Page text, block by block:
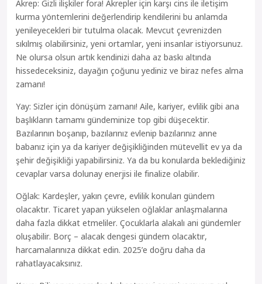
Akrep: Gizli ilişkiler fora! Akrepler için karşı cins ile iletişim
kurma yöntemlerini değerlendirip kendilerini bu anlamda
yenileyecekleri bir tutulma olacak. Mevcut çevrenizden
sıkılmış olabilirsiniz, yeni ortamlar, yeni insanlar istiyorsunuz.
Ne olursa olsun artık kendinizi daha az baskı altında
hissedeceksiniz, dayağın çoğunu yediniz ve biraz nefes alma
zamanı!
Yay: Sizler için dönüşüm zamanı! Aile, kariyer, evlilik gibi ana
başlıkların tamamı gündeminize top gibi düşecektir.
Bazılarının boşanıp, bazılarınız evlenip bazılarınız anne
babanız için ya da kariyer değişikliğinden mütevellit ev ya da
şehir değişikliği yapabilirsiniz. Ya da bu konularda beklediğiniz
cevaplar varsa dolunay enerjisi ile finalize olabilir.
Oğlak: Kardeşler, yakın çevre, evlilik konuları gündem
olacaktır. Ticaret yapan yükselen oğlaklar anlaşmalarına
daha fazla dikkat etmeliler. Çocuklarla alakalı ani gündemler
oluşabilir. Borç – alacak dengesi gündem olacaktır,
harcamalarınıza dikkat edin. 2025’e doğru daha da
rahatlayacaksınız.